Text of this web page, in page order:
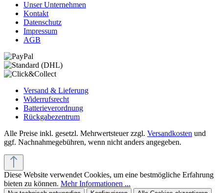
Unser Unternehmen
Kontakt
Datenschutz
Impressum
AGB
Versand & Lieferung
Widerrufsrecht
Batterieverordnung
Rückgabezentrum
Alle Preise inkl. gesetzl. Mehrwertsteuer zzgl. Versandkosten und
ggf. Nachnahmegebühren, wenn nicht anders angegeben.
Diese Website verwendet Cookies, um eine bestmögliche Erfahrung
bieten zu können. Mehr Informationen ...